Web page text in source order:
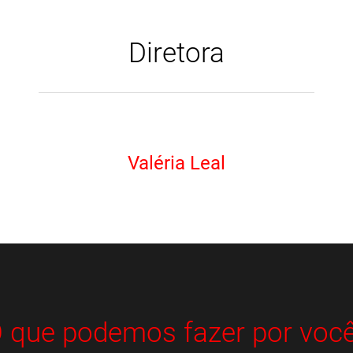
Diretora
Valéria Leal
que podemos fazer por